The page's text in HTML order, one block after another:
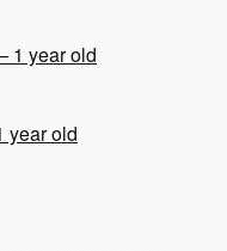
year old